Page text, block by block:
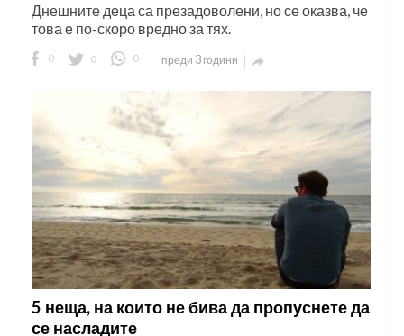
Днешните деца са презадоволени, но се оказва, че
това е по-скоро вредно за тях.
0 0 0 преди 3 години 
5 неща, на които не бива да пропуснете да
се насладите